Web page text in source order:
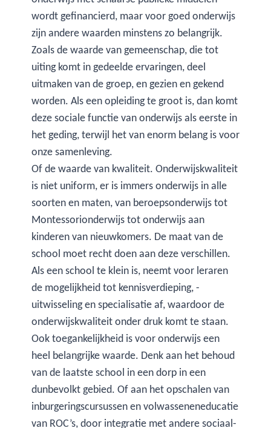
wordt gefinancierd, maar voor goed onderwijs
zijn andere waarden minstens zo belangrijk.
Zoals de waarde van gemeenschap, die tot
uiting komt in gedeelde ervaringen, deel
uitmaken van de groep, en gezien en gekend
worden. Als een opleiding te groot is, dan komt
deze sociale functie van onderwijs als eerste in
het geding, terwijl het van enorm belang is voor
onze samenleving.
Of de waarde van kwaliteit. Onderwijskwaliteit
is niet uniform, er is immers onderwijs in alle
soorten en maten, van beroepsonderwijs tot
Montessorionderwijs tot onderwijs aan
kinderen van nieuwkomers. De maat van de
school moet recht doen aan deze verschillen.
Als een school te klein is, neemt voor leraren
de mogelijkheid tot kennisverdieping, -
uitwisseling en specialisatie af, waardoor de
onderwijskwaliteit onder druk komt te staan.
Ook toegankelijkheid is voor onderwijs een
heel belangrijke waarde. Denk aan het behoud
van de laatste school in een dorp in een
dunbevolkt gebied. Of aan het opschalen van
inburgeringscursussen en volwasseneneducatie
van ROC’s, door integratie met andere sociaal-